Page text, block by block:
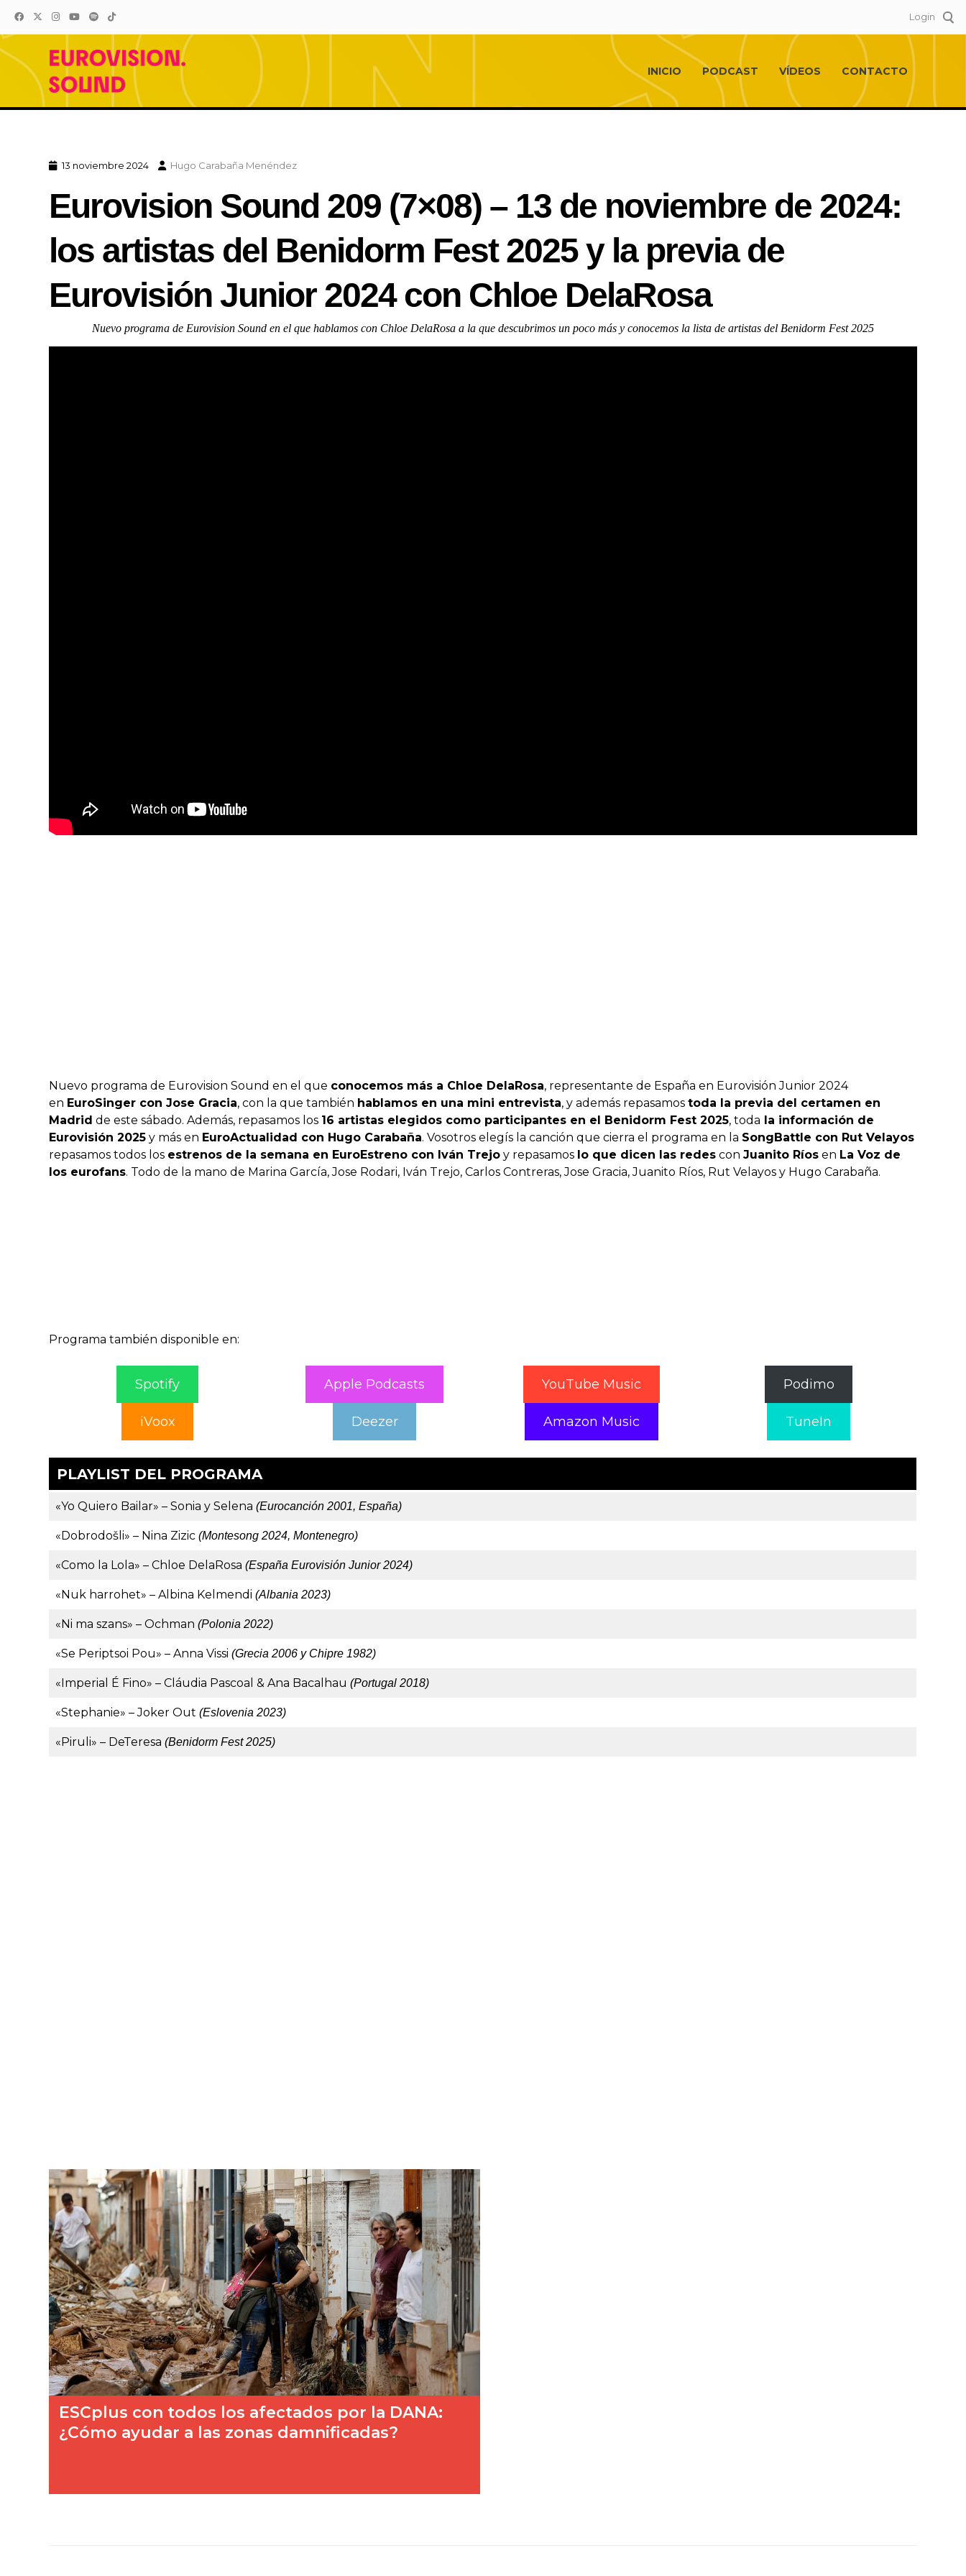
Login
Eurovision Sound
El sonido de Eurovision está aquí
INICIO PODCAST VÍDEOS CONTACTO
13 noviembre 2024 Hugo Carabaña Menéndez
Eurovision Sound 209 (7×08) – 13 de noviembre de 2024:
los artistas del Benidorm Fest 2025 y la previa de
Eurovisión Junior 2024 con Chloe DelaRosa
Nuevo programa de Eurovision Sound en el que hablamos con Chloe DelaRosa a la que descubrimos un poco más y conocemos la lista de artistas del Benidorm Fest 2025
Nuevo programa de Eurovision Sound en el que conocemos más a Chloe DelaRosa, representante de España en Eurovisión Junior 2024
en EuroSinger con Jose Gracia, con la que también hablamos en una mini entrevista, y además repasamos toda la previa del certamen en
Madrid de este sábado. Además, repasamos los 16 artistas elegidos como participantes en el Benidorm Fest 2025, toda la información de
Eurovisión 2025 y más en EuroActualidad con Hugo Carabaña. Vosotros elegís la canción que cierra el programa en la SongBattle con Rut Velayos
repasamos todos los estrenos de la semana en EuroEstreno con Iván Trejo y repasamos lo que dicen las redes con Juanito Ríos en La Voz de
los eurofans. Todo de la mano de Marina García, Jose Rodari, Iván Trejo, Carlos Contreras, Jose Gracia, Juanito Ríos, Rut Velayos y Hugo Carabaña.
Programa también disponible en:
Spotify Apple Podcasts YouTube Music Podimo
iVoox Deezer Amazon Music TuneIn
PLAYLIST DEL PROGRAMA
«Yo Quiero Bailar» – Sonia y Selena (Eurocanción 2001, España)
«Dobrodošli» – Nina Zizic (Montesong 2024, Montenegro)
«Como la Lola» – Chloe DelaRosa (España Eurovisión Junior 2024)
«Nuk harrohet» – Albina Kelmendi (Albania 2023)
«Ni ma szans» – Ochman (Polonia 2022)
«Se Periptsoi Pou» – Anna Vissi (Grecia 2006 y Chipre 1982)
«Imperial É Fino» – Cláudia Pascoal & Ana Bacalhau (Portugal 2018)
«Stephanie» – Joker Out (Eslovenia 2023)
«Piruli» – DeTeresa (Benidorm Fest 2025)